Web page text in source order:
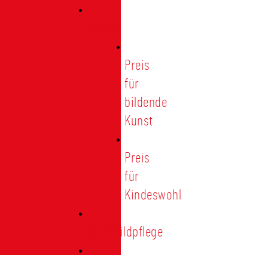
Preis
für
bildende
Kunst
Preis
für
Kindeswohl
Stadtbildpflege